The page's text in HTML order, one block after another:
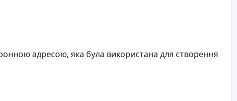
адресою, яка була використана для створення